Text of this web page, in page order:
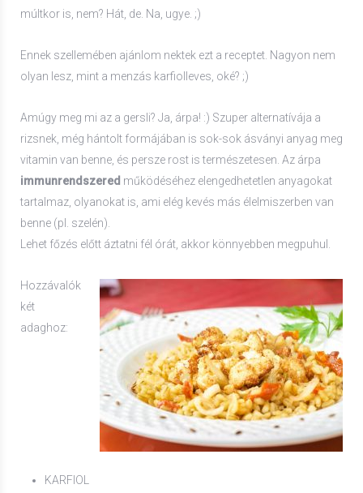
múltkor is, nem? Hát, de. Na, ugye. ;)
Ennek szellemében ajánlom nektek ezt a receptet. Nagyon nem
olyan lesz, mint a menzás karfiolleves, oké? ;)
Amúgy meg mi az a gersli? Ja, árpa! :) Szuper alternatívája a
rizsnek, még hántolt formájában is sok-sok ásványi anyag meg
vitamin van benne, és persze rost is természetesen. Az árpa
immunrendszered működéséhez elengedhetetlen anyagokat
tartalmaz, olyanokat is, ami elég kevés más élelmiszerben van
benne (pl. szelén).
Lehet főzés előtt áztatni fél órát, akkor könnyebben megpuhul.
Hozzávalók
két
adaghoz:
KARFIOL